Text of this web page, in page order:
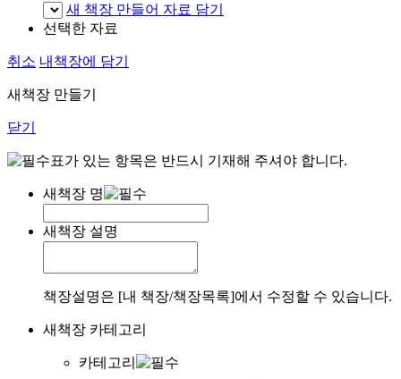
새 책장 만들어 자료 담기
선택한 자료
취소 내책장에 담기
새책장 만들기
닫기
표가 있는 항목은 반드시 기재해 주셔야 합니다.
새책장 명
새책장 설명
책장설명은 [내 책장/책장목록]에서 수정할 수 있습니다.
새책장 카테고리
카테고리